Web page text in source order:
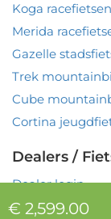
€ 2,599.00
Koga racefietsen
Merida
Gazelle
Trek
Cube
Cortina
Dealers /
Dealer login